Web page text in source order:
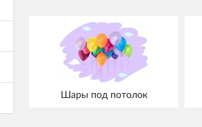
Шары под потолок